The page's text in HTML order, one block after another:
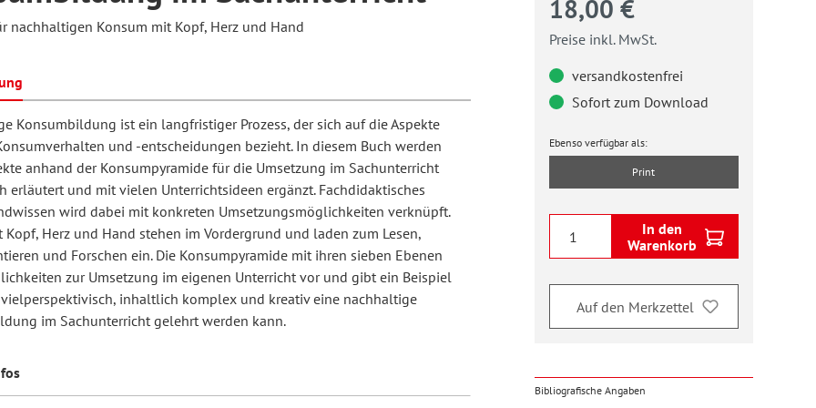
und Unterrichtsforschung
und
Forum
für
nachhaltigen Konsum mit Kopf, Herz und Hand
Konsumbildung ist ein langfristiger Prozess, der sich auf die Aspekte
und -entscheidungen bezieht. In diesem Buch werden
anhand der Konsumpyramide für die Umsetzung im Sachunterricht
erläutert und mit vielen Unterrichtsideen ergänzt. Fachdidaktisches
wird dabei mit konkreten Umsetzungsmöglichkeiten verknüpft.
Kopf, Herz und Hand stehen im Vordergrund und laden zum Lesen,
und Forschen ein. Die Konsumpyramide mit ihren sieben Ebenen
zur Umsetzung im eigenen Unterricht vor und gibt ein Beispiel
inhaltlich komplex und kreativ eine nachhaltige
im Sachunterricht gelehrt werden kann.
18,00 €
Preise inkl. MwSt.
versandkostenfrei
Sofort zum Download
Ebenso verfügbar als:
Print
In den
Warenkorb
Auf den Merkzettel
Bibliografische Angaben